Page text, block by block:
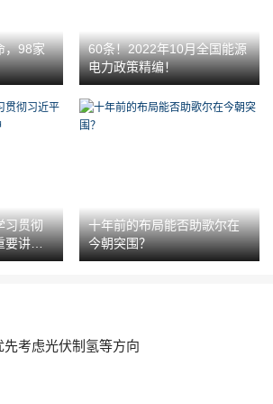
，98家
60条！2022年10月全国能源
电力政策精编！
习贯彻
要讲话
十年前的布局能否助歌尔在
今朝突围？
考虑光伏制氢等方向